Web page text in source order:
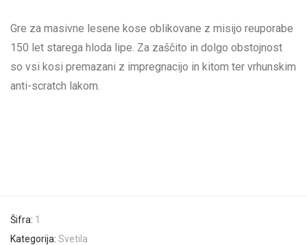
Gre za masivne lesene kose oblikovane z misijo reuporabe
150 let starega hloda lipe. Za zaščito in dolgo obstojnost
so vsi kosi premazani z impregnacijo in kitom ter vrhunskim
anti-scratch lakom.
Šifra: 1
Kategorija: Svetila